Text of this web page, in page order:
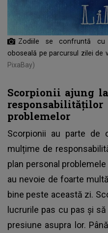
Zodiile se confruntă
oboseală pe parcursul zilei de
PixaBay)
Scorpionii ajung
problemelor
Scorpionii au parte de
mulțime de
plan personal
au nevoie de foarte
bine peste această zi.
lucrurile pas cu pas și
presiune asupra lor.